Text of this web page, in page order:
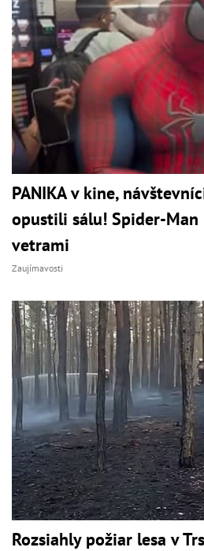
PANIKA v kine,
opustili sálu! Spider-
vetrami
Zaujímavosti
Rozsiahly požiar lesa v